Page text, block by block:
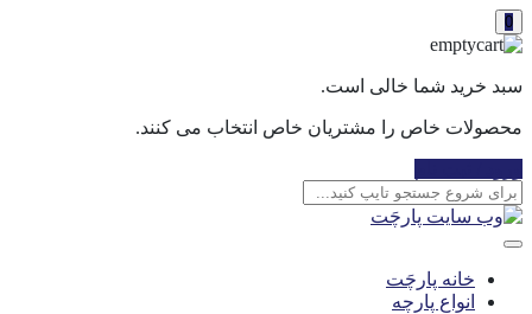
0
سبد خرید شما خالی است.
محصولات خاص را مشتریان خاص انتخاب می کنند.
خانه پارچَت
انواع پارچه